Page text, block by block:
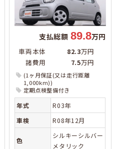
支払総額 89.8万円
車両本体 82.3万円
諸費用
7.5万円
(1ヶ月保証(又は走行距離
1,000km))
定期点検整備付き
年式
R03年
車検
R08年12月
色
シルキーシルバー
メタリック